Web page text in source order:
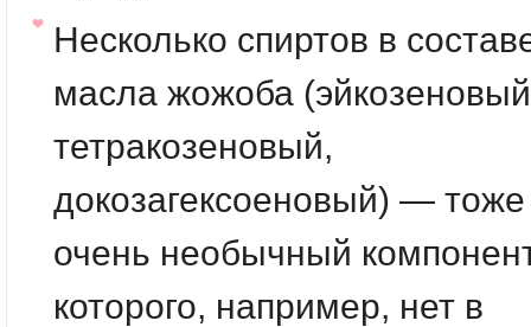
Несколько спиртов в
масла жожоба
тетракозеновый,
докозагексоеновый) — тоже
очень необычный
которого, например, нет в